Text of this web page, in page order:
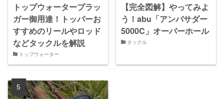
トップウォータープラッ
ガー御用達！トッパーお
すすめのリールやロッド
などタックルを解説
トップウォーター
【完全図解】やってみよ
う！abu「アンバサダー
5000C」オーバーホール
タックル